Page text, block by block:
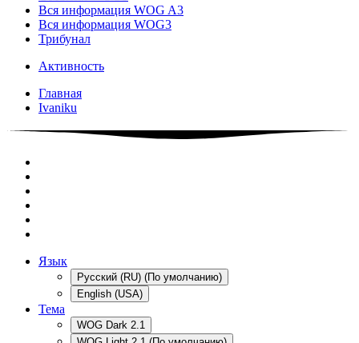
Вся информация WOG A3
Вся информация WOG3
Трибунал
Активность
Главная
Ivaniku
Язык
Русский (RU) (По умолчанию)
English (USA)
Тема
WOG Dark 2.1